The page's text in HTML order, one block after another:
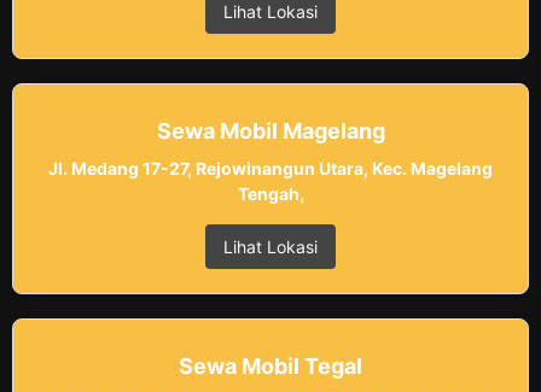
Lihat Lokasi
Sewa Mobil Magelang
Jl. Medang 17-27, Rejowinangun Utara, Kec. Magelang
Tengah,
Lihat Lokasi
Sewa Mobil Tegal